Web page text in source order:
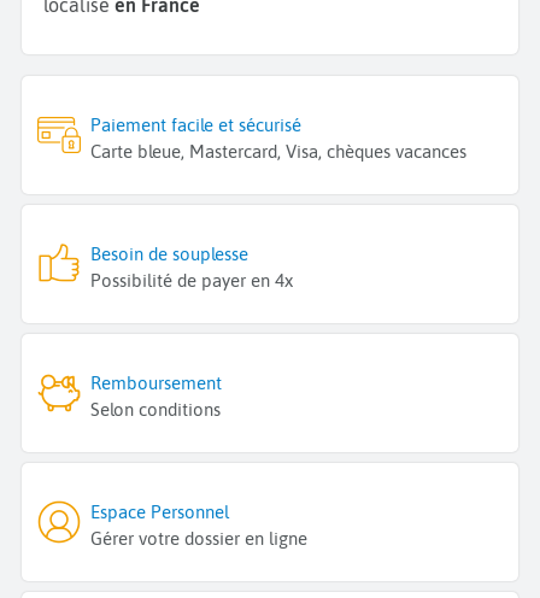
localisé en France
Paiement facile et sécurisé
Carte bleue, Mastercard, Visa, chèques vacances
Besoin de souplesse
Possibilité de payer en 4x
Remboursement
Selon conditions
Espace Personnel
Gérer votre dossier en ligne